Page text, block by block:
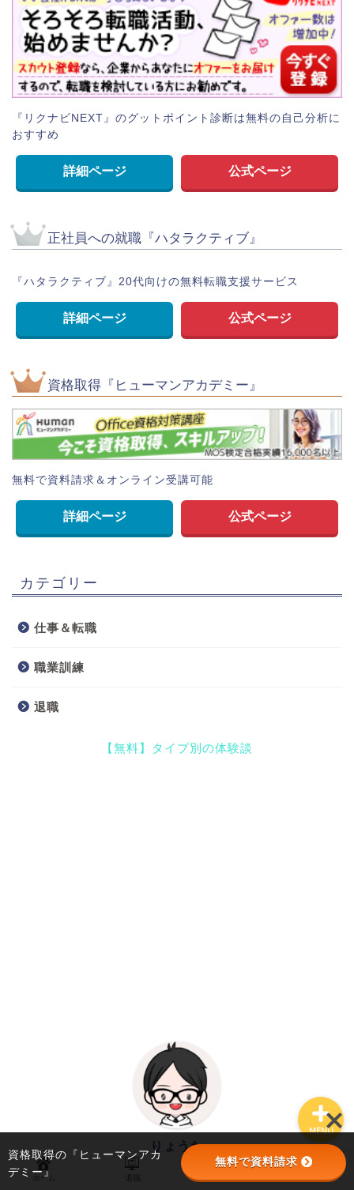
『リクナビNEXT』のグットポイント診断は無料の自己分析に
おすすめ
詳細ページ 公式ページ
正社員への就職『ハタラクティブ』
『ハタラクティブ』20代向けの無料転職支援サービス
詳細ページ 公式ページ
資格取得『ヒューマンアカデミー』
無料で資料請求＆オンライン受講可能
詳細ページ 公式ページ
カテゴリー
仕事＆転職
職業訓練
退職
【無料】タイプ別の体験談
転職2回経験の30代
りょうた
ホーム
MENU
資格取得の『ヒューマンアカ
デミー』
無料で資料請求